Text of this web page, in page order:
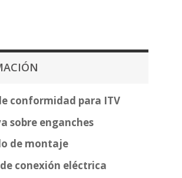
conformidad para ITV
sobre enganches
de montaje
conexión eléctrica